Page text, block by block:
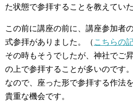
た状態で参拝することを教えてい
この前に講座の前に、講座参加者
式参拝がありました。（ こちらの
その時もそうでしたが、神社でご
の上で参拝することが多いのです。
なので、座った形で参拝する作法
貴重な機会です。